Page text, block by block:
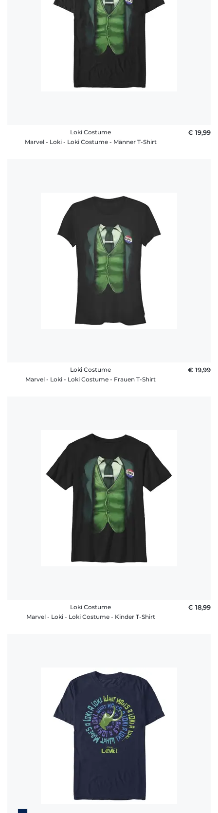
Loki Costume
Marvel - Loki - Loki Costume - Männer T-Shirt
€ 19,99
Loki Costume
Marvel - Loki - Loki Costume - Frauen T-Shirt
€ 19,99
Loki Costume
Marvel - Loki - Loki Costume - Kinder T-Shirt
€ 18,99